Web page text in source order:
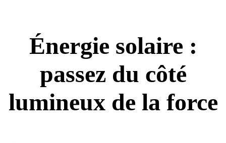
Énergie solaire :
passez du côté
lumineux de la force